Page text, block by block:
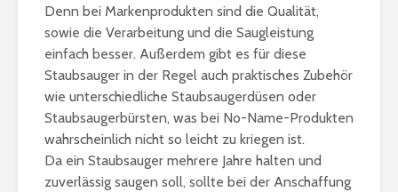
Denn bei Markenprodukten sind die Qualität,
sowie die Verarbeitung und die Saugleistung
einfach besser. Außerdem gibt es für diese
Staubsauger in der Regel auch praktisches Zubehör
wie unterschiedliche Staubsaugerdüsen oder
Staubsaugerbürsten, was bei No-Name-Produkten
wahrscheinlich nicht so leicht zu kriegen ist.
Da ein Staubsauger mehrere Jahre halten und
zuverlässig saugen soll, sollte bei der Anschaffung